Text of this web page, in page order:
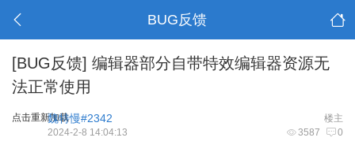
BUG反馈
[BUG反馈] 编辑器部分自带特效编辑器资源无
法正常使用
点击重新加载 楼主
魏特慢#2342
3587 0
2024-2-8 14:04:13